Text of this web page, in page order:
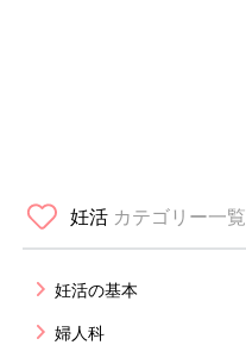
妊活 カテゴリー一覧
妊活の基本
婦人科